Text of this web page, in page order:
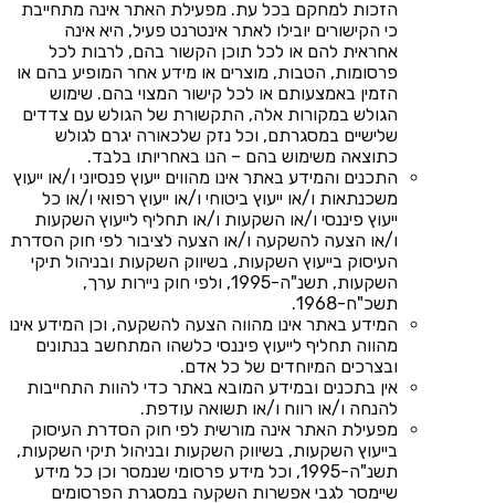
הזכות למחקם בכל עת. מפעילת האתר אינה מתחייבת
כי הקישורים יובילו לאתר אינטרנט פעיל, היא אינה
אחראית להם או לכל תוכן הקשור בהם, לרבות לכל
פרסומות, הטבות, מוצרים או מידע אחר המופיע בהם או
הזמין באמצעותם או לכל קישור המצוי בהם. שימוש
הגולש במקורות אלה, התקשורת של הגולש עם צדדים
שלישיים במסגרתם, וכל נזק שלכאורה יגרם לגולש
כתוצאה משימוש בהם – הנו באחריותו בלבד.
התכנים והמידע באתר אינו מהווים ייעוץ פנסיוני ו/או ייעוץ
משכנתאות ו/או ייעוץ ביטוחי ו/או ייעוץ רפואי ו/או כל
ייעוץ פיננסי ו/או השקעות ו/או תחליף לייעוץ השקעות
ו/או הצעה להשקעה ו/או הצעה לציבור לפי חוק הסדרת
העיסוק בייעוץ השקעות, בשיווק השקעות ובניהול תיקי
השקעות, תשנ"ה-1995, ולפי חוק ניירות ערך,
תשכ"ח-1968.
המידע באתר אינו מהווה הצעה להשקעה, וכן המידע אינו
מהווה תחליף לייעוץ פיננסי כלשהו המתחשב בנתונים
ובצרכים המיוחדים של כל אדם.
אין בתכנים ובמידע המובא באתר כדי להוות התחייבות
להנחה ו/או רווח ו/או תשואה עודפת.
מפעילת האתר אינה מורשית לפי חוק הסדרת העיסוק
בייעוץ השקעות, בשיווק השקעות ובניהול תיקי השקעות,
תשנ"ה-1995, וכל מידע פרסומי שנמסר וכן כל מידע
שיימסר לגבי אפשרות השקעה במסגרת הפרסומים